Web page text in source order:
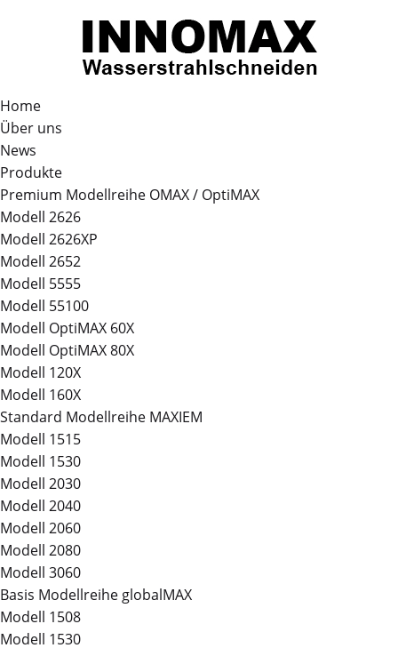
Home
Über uns
News
Produkte
Premium Modellreihe OMAX / OptiMAX
Modell 2626
Modell 2626XP
Modell 2652
Modell 5555
Modell 55100
Modell OptiMAX 60X
Modell OptiMAX 80X
Modell 120X
Modell 160X
Standard Modellreihe MAXIEM
Modell 1515
Modell 1530
Modell 2030
Modell 2040
Modell 2060
Modell 2080
Modell 3060
Basis Modellreihe globalMAX
Modell 1508
Modell 1530